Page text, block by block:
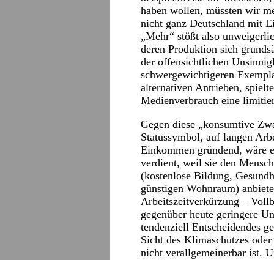
haben wollen, müssten wir
nicht ganz Deutschland mit
„Mehr“ stößt also
deren Produktion sich
der offensichtlichen
schwergewichtigeren
alternativen Antrieben,
Medienverbrauch eine
Gegen diese „konsumtive
Statussymbol, auf langen
Einkommen gründend, wäre
verdient, weil sie den
(kostenlose Bildung,
günstigen Wohnraum)
Arbeitszeitverkürzung –
gegenüber heute geringere
tendenziell Entscheidendes
Sicht des Klimaschutzes
nicht verallgemeinerbar ist.